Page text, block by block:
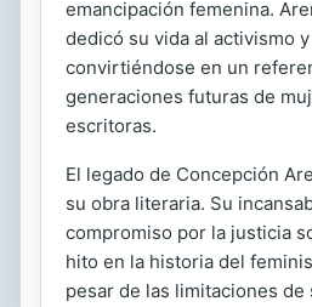
emancipación femenina.
dedicó su vida al activismo
convirtiéndose en un
generaciones futuras de
escritoras.
El legado de Concepción
su obra literaria. Su
compromiso por la justicia
hito en la historia del
pesar de las limitaciones de